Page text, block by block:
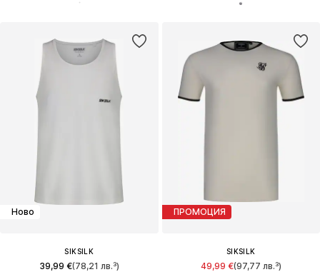
Ново
SIKSILK
39,99 €(78,21 лв.³)
ПРОМОЦИЯ
SIKSILK
49,99 €(97,77 лв.³)